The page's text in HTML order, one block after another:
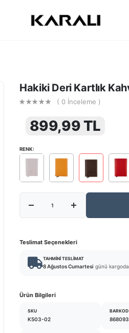
Hakiki Deri Kartlık
( 0 İnceleme )
899,99 TL
RENK:
Teslimat Seçenekleri
TAHMINI TESLIMAT
8 Ağustos Cumartesi günü kargoda
Ürün Bilgileri
SKU
K503-02
BARKOD